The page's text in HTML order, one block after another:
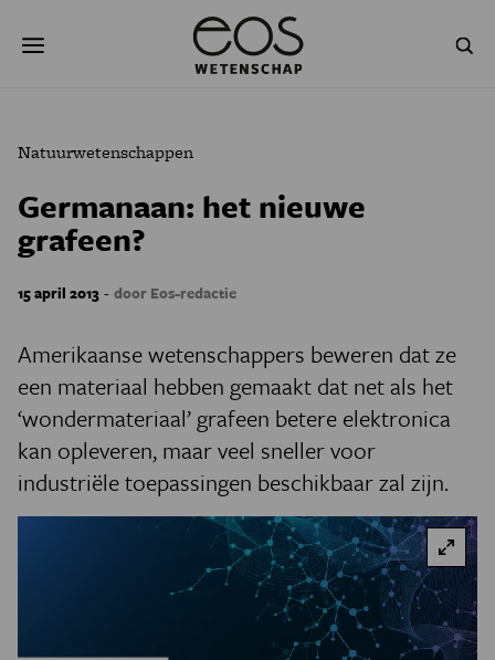
naar
NATUURWETENSCHAPPEN
PSYCHE & BREIN
JONGE UITDAGERS
Natuurwetenschappen
Germanaan: het nieuwe
grafeen?
15 april 2013 - door Eos-redactie
Amerikaanse wetenschappers beweren dat ze
een materiaal hebben gemaakt dat net als het
‘wondermateriaal’ grafeen betere elektronica
kan opleveren, maar veel sneller voor
industriële toepassingen beschikbaar zal zijn.